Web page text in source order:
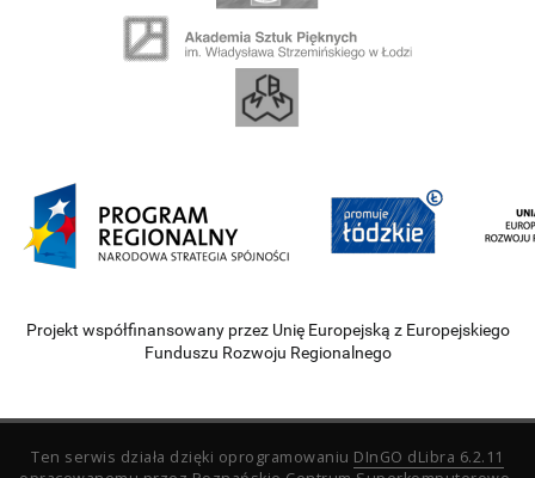
Projekt współfinansowany przez Unię Europejską z Europejskiego
Funduszu Rozwoju Regionalnego
Ten serwis działa dzięki oprogramowaniu DInGO dLibra 6.2.11